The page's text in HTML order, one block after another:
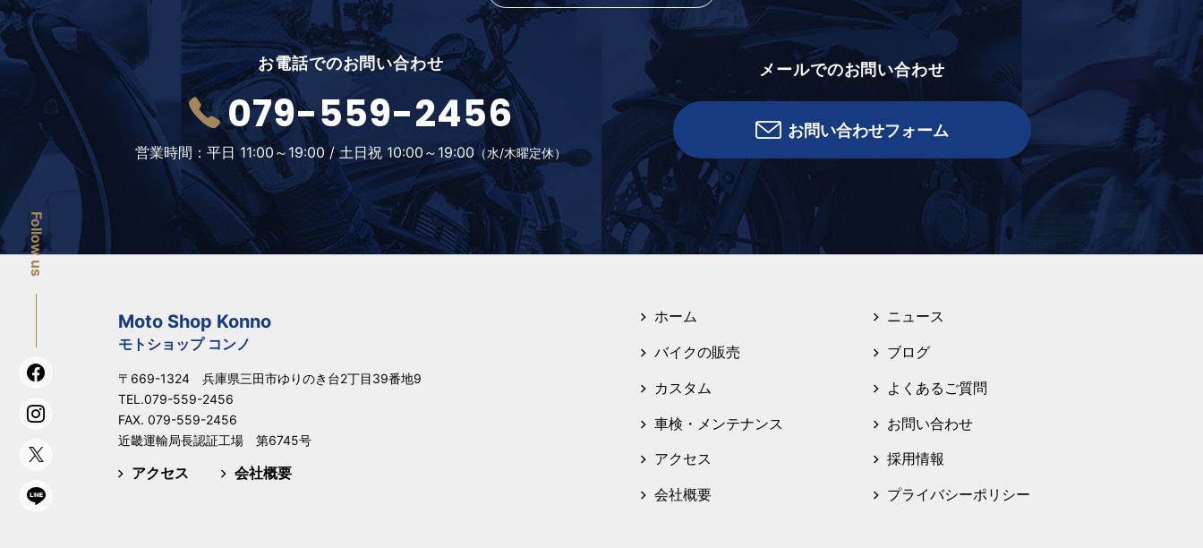
お電話でのお問い合わせ
079-559-2456
営業時間： 平日 11:00～19:00 /土日祝 10:00～19:00（水/木曜定休）
メールでのお問い合わせ
お問い合わせフォーム
Moto Shop Konno
モトショップ コンノ
〒669-1324 兵庫県三田市ゆりのき台2丁目39番地9
TEL.079-559-2456
FAX. 079-559-2456
近畿運輸局長認証工場 第6745号
アクセス 会社概要
ホーム
バイクの販売
カスタム
車検・メンテナンス
アクセス
会社概要
ニュース
ブログ
よくあるご質問
お問い合わせ
採用情報
プライバシーポリシー
Follow us